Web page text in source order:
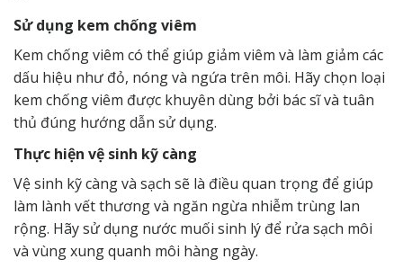
Sử dụng kem chống viêm
Kem chống viêm có thể giúp giảm viêm và làm giảm các
dấu hiệu như đỏ, nóng và ngứa trên môi. Hãy chọn loại
kem chống viêm được khuyên dùng bởi bác sĩ và tuân
thủ đúng hướng dẫn sử dụng.
Thực hiện vệ sinh kỹ càng
Vệ sinh kỹ càng và sạch sẽ là điều quan trọng để giúp
làm lành vết thương và ngăn ngừa nhiễm trùng lan
rộng. Hãy sử dụng nước muối sinh lý để rửa sạch môi
và vùng xung quanh môi hàng ngày.